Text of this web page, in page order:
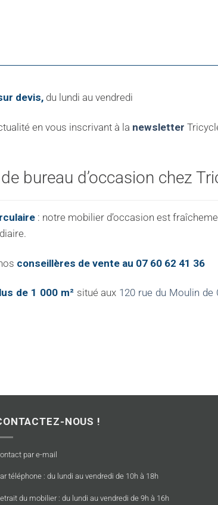
devis, du lundi au vendredi
en vous inscrivant à la newsletter
bureau d’occasion chez
: notre mobilier d’occasion est
conseillères de vente au 07 60 62 41 36
de 1 000 m² situé aux 120 rue du Moulin de
NOUS !
par e-mail
téléphone : du lundi au vendredi de 10h à 18h
du mobilier : du lundi au vendredi de 9h à 16h